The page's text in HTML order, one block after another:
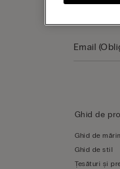
Ghid de
Ghid de
Ghid de stil
Țesături și